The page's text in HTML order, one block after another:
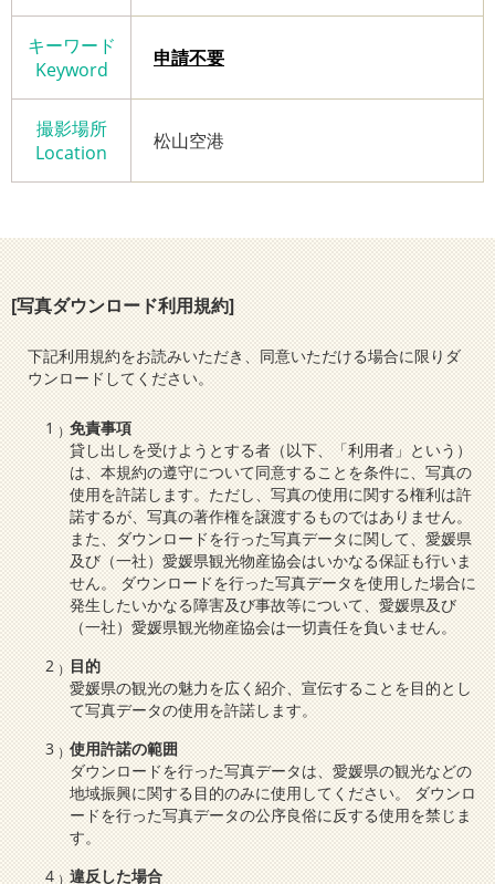
キーワード
Keyword
申請不要
撮影場所
Location
松山空港
[写真ダウンロード利用規約]
下記利用規約をお読みいただき、同意いただける場合に限りダ
ウンロードしてください。
免責事項
貸し出しを受けようとする者（以下、「利用者」という）
は、本規約の遵守について同意することを条件に、写真の
使用を許諾します。ただし、写真の使用に関する権利は許
諾するが、写真の著作権を譲渡するものではありません。
また、ダウンロードを行った写真データに関して、愛媛県
及び（一社）愛媛県観光物産協会はいかなる保証も行いま
せん。 ダウンロードを行った写真データを使用した場合に
発生したいかなる障害及び事故等について、愛媛県及び
（一社）愛媛県観光物産協会は一切責任を負いません。
目的
愛媛県の観光の魅力を広く紹介、宣伝することを目的とし
て写真データの使用を許諾します。
使用許諾の範囲
ダウンロードを行った写真データは、愛媛県の観光などの
地域振興に関する目的のみに使用してください。 ダウンロ
ードを行った写真データの公序良俗に反する使用を禁じま
す。
違反した場合